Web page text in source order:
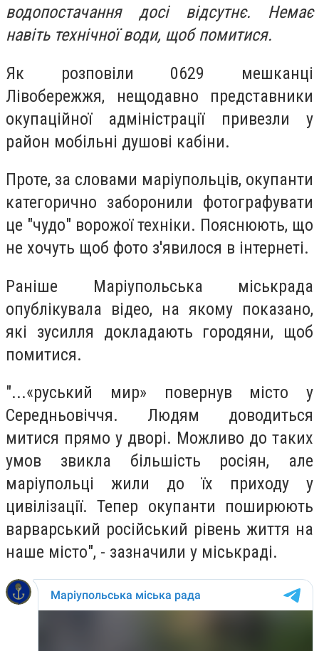
водопостачання досі відсутнє. Немає
навіть технічної води, щоб помитися.
Як розповіли 0629 мешканці
Лівобережжя, нещодавно представники
окупаційної адміністрації привезли у
район мобільні душові кабіни.
Проте, за словами маріупольців, окупанти
категорично заборонили фотографувати
це "чудо" ворожої техніки. Пояснюють, що
не хочуть щоб фото з'явилося в інтернеті.
Раніше Маріупольська міськрада
опублікувала відео, на якому показано,
які зусилля докладають городяни, щоб
помитися.
"...«руський мир» повернув місто у
Середньовіччя. Людям доводиться
митися прямо у дворі. Можливо до таких
умов звикла більшість росіян, але
маріупольці жили до їх приходу у
цивілізації. Тепер окупанти поширюють
варварський російський рівень життя на
наше місто", - зазначили у міськраді.